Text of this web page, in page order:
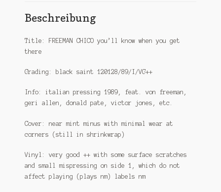
Beschreibung
Title: FREEMAN CHICO you’ll know when you get
there
Grading: black saint 120128/89/I/VG++
Info: italian pressing 1989, feat. von freeman,
geri allen, donald pate, victor jones, etc.
Cover: near mint minus with minimal wear at
corners (still in shrinkwrap)
Vinyl: very good ++ with some surface scratches
and small mispressing on side 1, which do not
affect playing (plays nm) labels nm